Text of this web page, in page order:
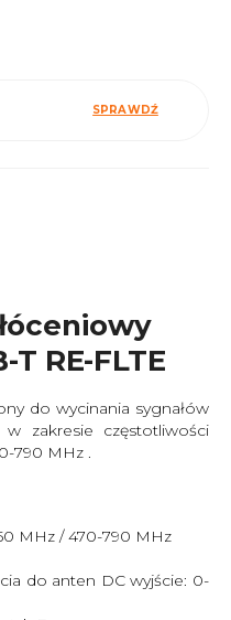
SPRAWDŹ
T RE-FLTE
do wycinania sygnałów
w zakresie częstotliwości
790 MHz .
MHz / 470-790 MHz
do anten DC wyjście: 0-